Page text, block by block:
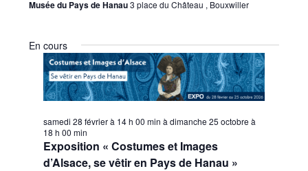
Musée du Pays de Hanau3 place du Château , Bouxwiller
En cours
Exposition « Costumes et Images
d’Alsace, se vêtir en Pays de Hanau »
samedi 28 février à 14 h 00 min à dimanche 25 octobre à
18 h 00 min